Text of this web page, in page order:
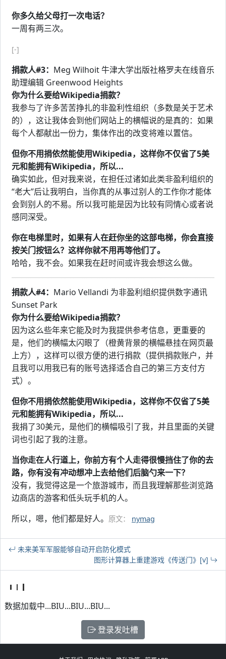
你多久给父母打一次电话？
一周有两三次。
[-]
捐款人#3： Meg Wilhoit 牛津大学出版社格罗夫在线音乐
助理编辑 Greenwood Heights
你为什么要给Wikipedia捐款？
我参与了许多苦苦挣扎的非盈利性组织（多数是关于艺术
的），这让我体会到他们网站上的横幅说的是真的：如果
每个人都献出一份力，集体作出的改变将难以置信。
但你不用捐依然能使用Wikipedia，这样你不仅省了5美
元和能拥有Wikipedia，所以...
确实如此，但对我来说，在担任过诸如此类非盈利组织的
“老大”后让我明白，当你真的从事过别人的工作你才能体
会到别人的不易。所以我可能是因为比较有同情心或者说
感同深受。
你在电梯里时，如果有人在赶你坐的这部电梯，你会直接
按关门按钮么？这样你就不用再等他们了。
哈哈，我不会。如果我在赶时间或许我会想这么做。
捐款人#4： Mario Vellandi 为非盈利组织提供数字通讯
Sunset Park
你为什么要给Wikipedia捐款？
因为这么些年来它能及时为我提供参考信息，更重要的
是，他们的横幅太闪眼了（橙黄背景的横幅悬挂在网页最
上方），这样可以很方便的进行捐款（提供捐款账户，并
且我可以用我已有的账号选择适合自己的第三方支付方
式）。
但你不用捐依然能使用Wikipedia，这样你不仅省了5美
元和能拥有Wikipedia，所以...
我捐了30美元，是他们的横幅吸引了我，并且里面的关键
词也引起了我的注意。
当你走在人行道上，你前方有个人走得很慢挡住了你的去
路，你有没有冲动想冲上去给他们后脑勺来一下？
没有，我觉得这是一个旅游城市，而且我理解那些浏览路
边商店的游客和低头玩手机的人。
所以，嗯，他们都是好人。 原文： nymag
未来美军军服能够自动开启防化模式
图形计算器上重建游戏《传送门》[v]
数据加载中...BIU...BIU...BIU...
登录发吐槽